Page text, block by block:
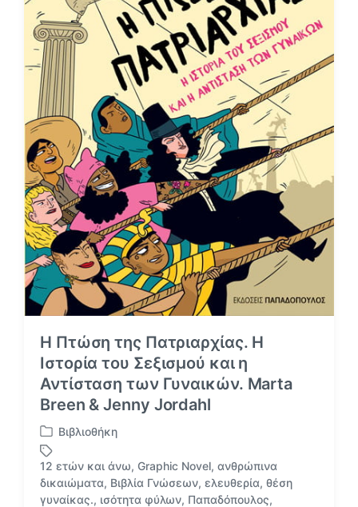
Η Πτώση της Πατριαρχίας. Η
Ιστορία του Σεξισμού και η
Αντίσταση των Γυναικών. Marta
Breen & Jenny Jordahl
Α
ν
α
ρ
Βιβλιοθήκη
Μ
12 ετών και άνω, Graphic Novel, ανθρώπινα
δικαιώματα, Βιβλία Γνώσεων, ελευθερία, θέση
γυναίκας., ισότητα φύλων, Παπαδόπουλος,